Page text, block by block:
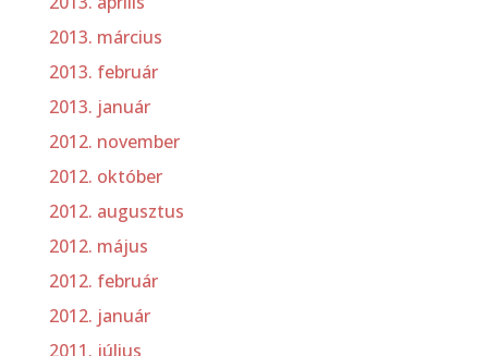
2013. március
2013. február
2013. január
2012. november
2012. október
2012. augusztus
2012. május
2012. február
2012. január
2011. július